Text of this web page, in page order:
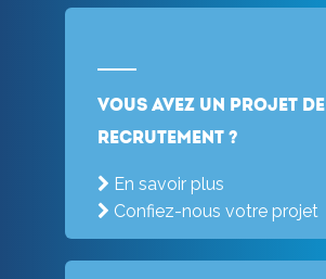
Vous avez un projet de
recrutement ?
En savoir plus
Confiez-nous votre projet